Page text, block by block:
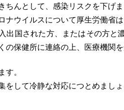
ちんとして、感染リスクを下げま
ナウイルスについて厚生労働省は
入出国された方、またはその方
の保健所に連絡の上、医療機関を
す。
をして冷静な対応につとめましょ